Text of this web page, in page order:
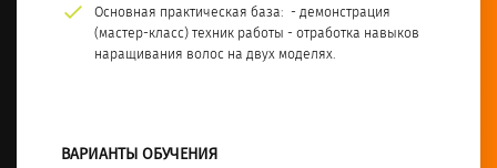
Основная практическая база: - демонстрация
(мастер-класс) техник работы - отработка навыков
наращивания волос на двух моделях.
ВАРИАНТЫ ОБУЧЕНИЯ